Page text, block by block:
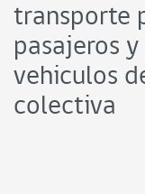
Gobierno
de
Chile
transporte
pasajeros
vehiculos
colectiva